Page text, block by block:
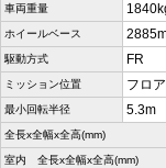
車両重量
ホイールベース
駆動方式 FR
ミッション位置 フロア
最小回転半径 5.3m
全長x全幅x全高(mm)
室内 全長x全幅x全高(mm)